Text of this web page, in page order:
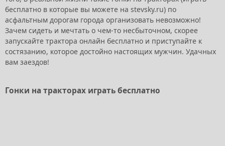
бесплатно в которые вы можете на stevsky.ru) по
асфальтным дорогам города организовать невозможно!
Зачем сидеть и мечтать о чем-то несбыточном, скорее
запускайте трактора онлайн бесплатно и приступайте к
состязанию, которое достойно настоящих мужчин. Удачных
вам заездов!
Гонки на тракторах играть бесплатно